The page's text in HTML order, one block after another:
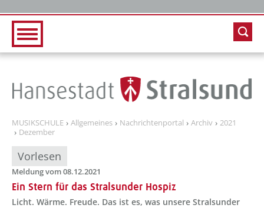
MUSIKSCHULE Allgemeines Nachrichtenportal Archiv
2021
Dezember
Vorlesen
Meldung vom 08.12.2021
Ein Stern für das Stralsunder Hospiz
Licht. Wärme. Freude. Das ist es, was unsere Stralsunder